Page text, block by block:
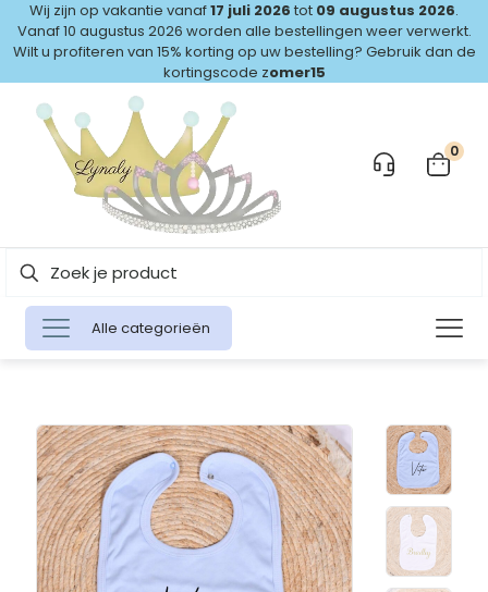
Wij zijn op vakantie vanaf17 juli 2026 tot 09 augustus 2026.
Vanaf 10 augustus 2026 worden alle bestellingen weer verwerkt.
Wilt u profiteren van 15% korting op uw bestelling? Gebruik dan de
kortingscode zomer15
0
Alle categorieën